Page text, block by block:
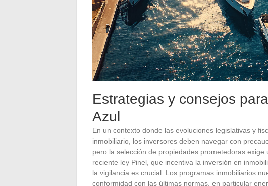
Estrategias y consejos
Azul
En un contexto donde las evoluciones legislativas y
inmobiliario, los inversores deben navegar con
pero la selección de propiedades prometedoras
reciente ley Pinel, que incentiva la inversión en
la vigilancia es crucial. Los programas inmobiliarios
conformidad con las últimas normas, en particular